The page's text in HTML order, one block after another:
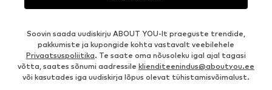
Soovin saada uudiskirju ABOUT YOU-lt praeguste trendide,
pakkumiste ja kupongide kohta vastavalt veebilehele
Privaatsuspoliitika. Te saate oma nõusoleku igal ajal tagasi
võtta, saates sõnumi aadressile klienditeenindus@aboutyou.ee
või kasutades iga uudiskirja lõpus olevat tühistamisvõimalust.